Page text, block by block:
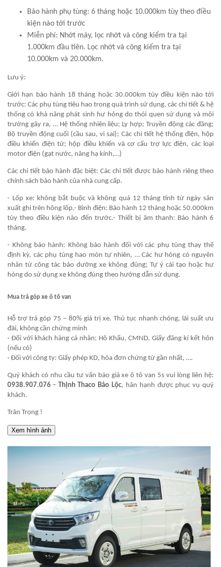
Bảo hành phụ tùng: 6 tháng hoặc 10.000km tùy theo điều
kiện nào tới trước
Miễn phí: Nhớt máy, lọc nhớt và công kiểm tra tại
1.000km đầu tiên. Lọc nhớt và công kiểm tra tại
10.000km và 20.000km.
Lưu ý:
Giới hạn bảo hành 18 tháng hoặc 30.000km tùy điều kiện nào tới
trước: Các phụ tùng tiêu hao trong quá trình sử dụng, các chi tiết & hệ
thống có khả năng phát sinh hư hỏng do thói quen sử dụng và môi
trường gây ra, … Hệ thống nhiên liệu; Ly hợp; Truyền động các đăng;
Bộ truyền động cuối (cầu sau, vi sai); Các chi tiết hệ thống điện, hộp
điều khiển điện tử; hộp điều khiển và cơ cấu trợ lực điện, các loại
motor điện (gạt nước, nâng hạ kính,…)
Các chi tiết bảo hành đặc biệt: Các chi tiết được bảo hành riêng theo
chính sách bảo hành của nhà cung cấp.
- Lốp xe: không bắt buộc và không quá 12 tháng tính từ ngày sản
xuất ghi trên hông lốp.- Bình điện: Bảo hành 12 tháng hoặc 50.000km
tùy theo điều kiện nào đến trước.- Thiết bị âm thanh: Bảo hành 6
tháng.
- Không bảo hành: Không bảo hành đối với các phụ tùng thay thế
định kỳ, các phụ tùng hao mòn tự nhiên, … Các hư hỏng có nguyên
nhân từ công tác bảo dưỡng xe không đúng; Tự ý cải tạo hoặc hư
hỏng do sử dụng xe không đúng theo hướng dẫn sử dụng.
Mua trả góp xe ô tô van
Hỗ trợ trả góp 75 – 80% giá trị xe. Thủ tục nhanh chóng, lãi suất ưu
đãi, không cần chứng minh
· Đối với khách hàng cá nhân: Hô Khẩu, CMND, Giấy đăng kí kết hôn
(nếu có)
· Đối với công ty: Giấy phép KD, hóa đơn chứng từ gần nhất, ….
Quý khách có nhu cầu tư vấn báo giá xe ô tô van 5svui lòng liên hệ:
0938.907.076 - Thịnh Thaco Bảo Lộc, hân hạnh được phục vụ quý
khách.
Trân Trọng !
Xem hình ảnh